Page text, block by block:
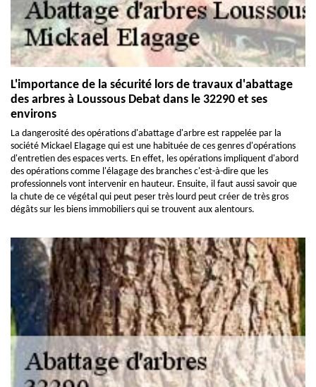
L'importance de la sécurité lors de travaux d'abattage
des arbres à Loussous Debat dans le 32290 et ses
environs
La dangerosité des opérations d'abattage d'arbre est rappelée par la
société Mickael Elagage qui est une habituée de ces genres d'opérations
d'entretien des espaces verts. En effet, les opérations impliquent d'abord
des opérations comme l'élagage des branches c'est-à-dire que les
professionnels vont intervenir en hauteur. Ensuite, il faut aussi savoir que
la chute de ce végétal qui peut peser très lourd peut créer de très gros
dégâts sur les biens immobiliers qui se trouvent aux alentours.